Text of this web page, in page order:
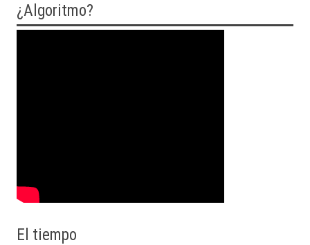
¿Algoritmo?
El tiempo